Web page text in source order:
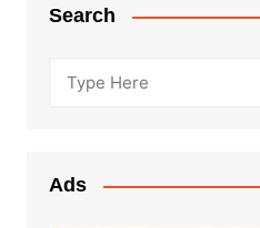
Search
Ads